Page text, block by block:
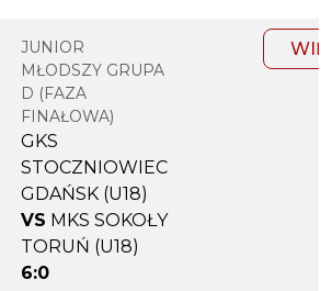
JUNIOR
MŁODSZY GRUPA
D (FAZA
FINAŁOWA)
GKS
STOCZNIOWIEC
GDAŃSK (U18)
VS MKS SOKOŁY
TORUŃ (U18)
6:0